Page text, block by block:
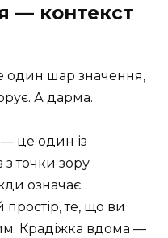
— контекст
один шар значення,
А дарма.
це один із
з точки зору
означає
простір, те, що ви
Крадіжка вдома —